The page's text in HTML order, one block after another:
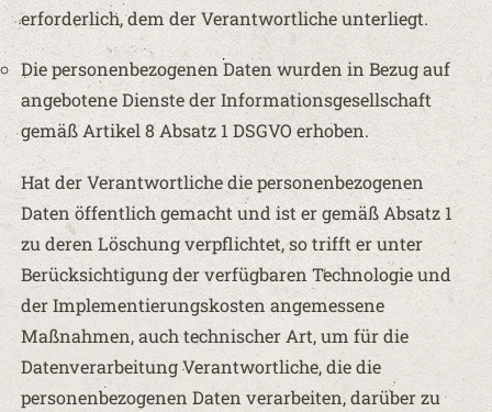
erforderlich, dem der Verantwortliche unterliegt.
Die personenbezogenen Daten wurden in Bezug auf
angebotene Dienste der Informationsgesellschaft
gemäß Artikel 8 Absatz 1 DSGVO erhoben.
Hat der Verantwortliche die personenbezogenen
Daten öffentlich gemacht und ist er gemäß Absatz 1
zu deren Löschung verpflichtet, so trifft er unter
Berücksichtigung der verfügbaren Technologie und
der Implementierungskosten angemessene
Maßnahmen, auch technischer Art, um für die
Datenverarbeitung Verantwortliche, die die
personenbezogenen Daten verarbeiten, darüber zu